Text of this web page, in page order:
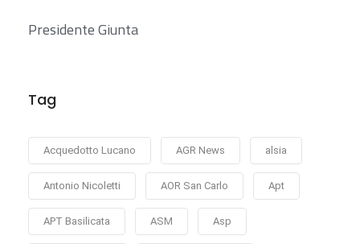
Presidente Giunta
Tag
Acquedotto Lucano AGR News alsia
Antonio Nicoletti AOR San Carlo Apt
APT Basilicata ASM Asp